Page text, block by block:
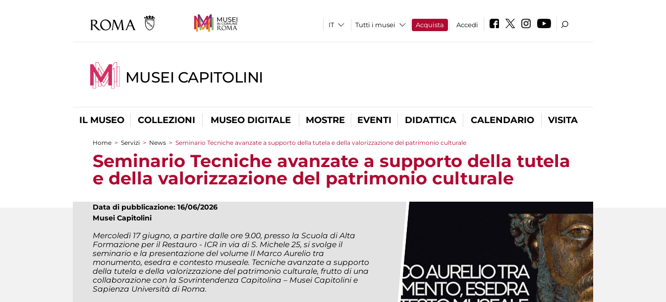
Tutti i musei Acquista Accedi
MUSEI CAPITOLINI
IL MUSEO COLLEZIONI MUSEO DIGITALE MOSTRE EVENTI DIDATTICA CALENDARIO VISITA
Tu sei qui
Home > Servizi > News > Seminario Tecniche avanzate a supporto della tutela e della valorizzazione del patrimonio culturale
Seminario Tecniche avanzate a supporto della tutela
e della valorizzazione del patrimonio culturale
Data di pubblicazione: 16/06/2026
Musei Capitolini
Mercoledì 17 giugno, a partire dalle ore 9.00, presso la Scuola di Alta
Formazione per il Restauro - ICR in via di S. Michele 25, si svolge il
seminario e la presentazione del volume Il Marco Aurelio tra
monumento, esedra e contesto museale. Tecniche avanzate a supporto
della tutela e della valorizzazione del patrimonio culturale, frutto di una
collaborazione con la Sovrintendenza Capitolina – Musei Capitolini e
Sapienza Università di Roma.